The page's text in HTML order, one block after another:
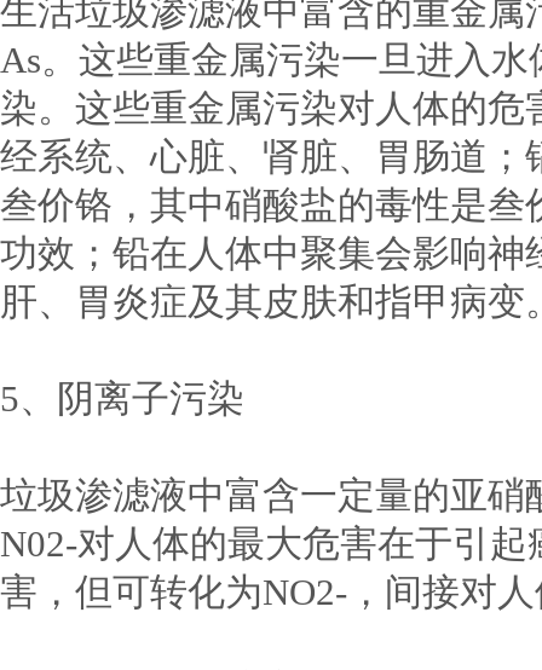
生活垃圾渗滤液中富含的重金属
As。这些重金属污染一旦进入
染。这些重金属污染对人体的
经系统、心脏、肾脏、胃肠道；
叁价铬，其中硝酸盐的毒性是
功效；铅在人体中聚集会影响
肝、胃炎症及其皮肤和指甲病变
5、阴离子污染
垃圾渗滤液中富含一定量的亚硝
N02-对人体的最大危害在于引
害，但可转化为NO2-，间接对